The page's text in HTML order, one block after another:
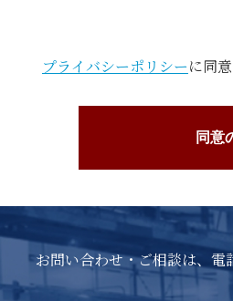
プライバシーポリシーに同
お問い合わせ・ご相談は、電